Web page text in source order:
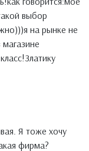
выбор
на рынке не
Я тоже хочу
фирма?